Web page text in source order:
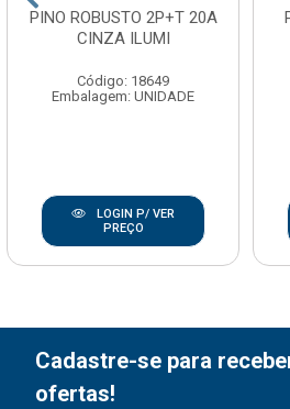
PINO ROBUSTO 2P+T 20A
CINZA ILUMI
Código: 18649
Embalagem: UNIDADE
LOGIN P/ VER
PREÇO
Cadastre-se para
ofertas!